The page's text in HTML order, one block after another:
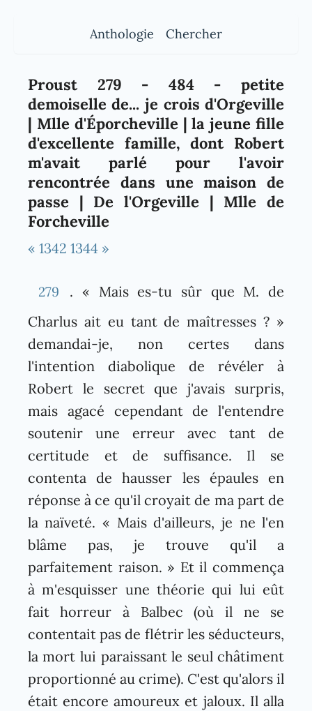
Anthologie Chercher
Proust 279 - 484 - petite
demoiselle de... je crois d'Orgeville
| Mlle d'Éporcheville | la jeune fille
d'excellente famille, dont Robert
m'avait parlé pour l'avoir
rencontrée dans une maison de
passe | De l'Orgeville | Mlle de
Forcheville
« 1342 1344 »
279
. « Mais es-tu sûr que M. de
Charlus ait eu tant de maîtresses ? »
demandai-je, non certes dans
l'intention diabolique de révéler à
Robert le secret que j'avais surpris,
mais agacé cependant de l'entendre
soutenir une erreur avec tant de
certitude et de suffisance. Il se
contenta de hausser les épaules en
réponse à ce qu'il croyait de ma part de
la naïveté. « Mais d'ailleurs, je ne l'en
blâme pas, je trouve qu'il a
parfaitement raison. » Et il commença
à m'esquisser une théorie qui lui eût
fait horreur à Balbec (où il ne se
contentait pas de flétrir les séducteurs,
la mort lui paraissant le seul châtiment
proportionné au crime). C'est qu'alors il
était encore amoureux et jaloux. Il alla